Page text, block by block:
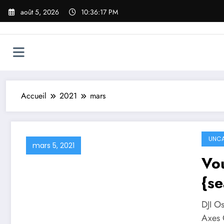
Aller
août 5, 2026 10:36:17 PM
Accueil 2021 mars
mars 5, 2021
DJI
Axes